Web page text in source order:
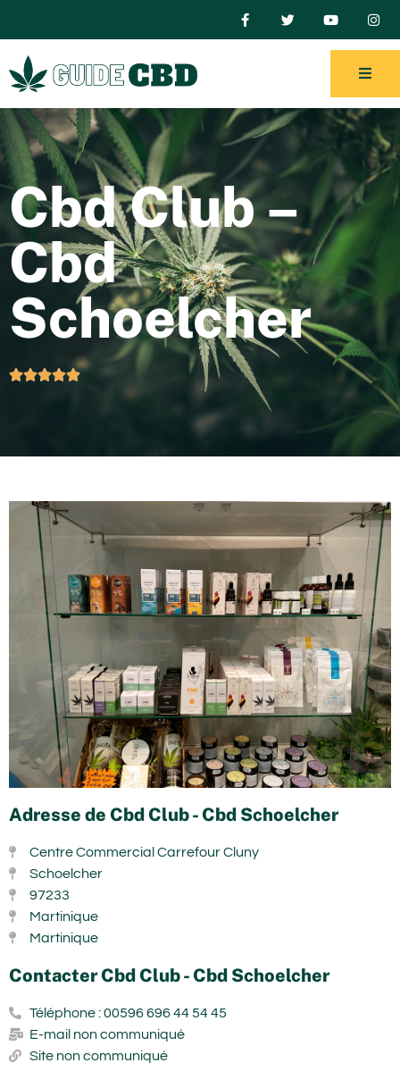
Cbd Club –
Cbd
Schoelcher

Adresse de Cbd Club - Cbd Schoelcher
Centre Commercial Carrefour Cluny
Schoelcher
97233
Martinique
Martinique
Contacter Cbd Club - Cbd Schoelcher
Téléphone : 00596 696 44 54 45
E-mail non communiqué
Site non communiqué